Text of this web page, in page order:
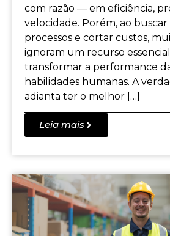
com razão — em eficiência,
velocidade. Porém, ao
processos e cortar custos,
ignoram um recurso
transformar a performance
habilidades humanas. A
adianta ter o melhor […]
Leia mais